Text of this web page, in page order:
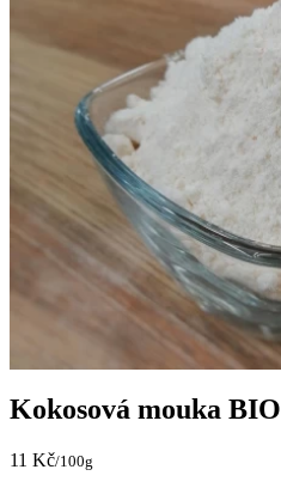
Kokosová mouka BIO
11 Kč/100g